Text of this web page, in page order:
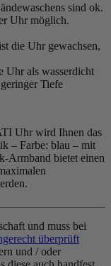
sind ok.
Uhr möglich.
die Uhr gewachsen,
Uhr als wasserdicht
Tiefe
Uhr wird Ihnen das
– Farbe: blau – mit
Armband bietet einen
und muss bei
überprüft
und / oder